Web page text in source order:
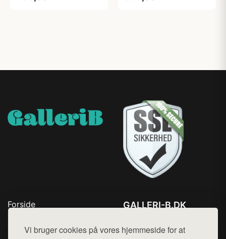
Vi bruger cookies på vores hjemmeside for at
Forside
Top Rabatter
GALLERI-B.DK